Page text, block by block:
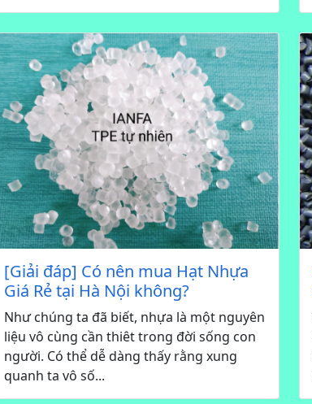
[Giải đáp] Có nên mua Hạt Nhựa
Giá Rẻ tại Hà Nội không?
Như chúng ta đã biết, nhựa là một nguyên
liệu vô cùng cần thiêt trong đời sống con
người. Có thể dễ dàng thấy rằng xung
quanh ta vô số...